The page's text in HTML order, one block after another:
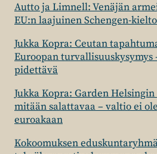
Autto ja Limnell: Venäjän
EU:n laajuinen Schengen-kielto
Jukka Kopra: Ceutan
Euroopan turvallisuuskysymys
pidettävä
Jukka Kopra: Garden Helsingin
mitään salattavaa – valtio ei
euroakaan
Kokoomuksen